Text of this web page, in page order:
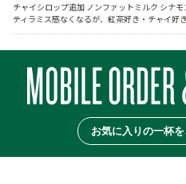
チャイシロップ追加 ノンファットミルク シナ
ティラミス感なくなるが、紅茶好き・チャイ好
お気に入りの一杯